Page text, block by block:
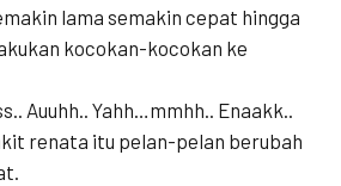
lama semakin cepat hingga
kocokan-kocokan ke
Auuhh.. Yahh…mmhh.. Enaakk..
renata itu pelan-pelan berubah